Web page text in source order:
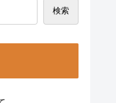
検索